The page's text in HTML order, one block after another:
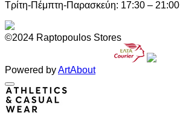
Τρίτη-Πέμπτη-Παρασκεύη: 17:30 – 21:00
©2024 Raptopoulos Stores
Powered byArtAbout